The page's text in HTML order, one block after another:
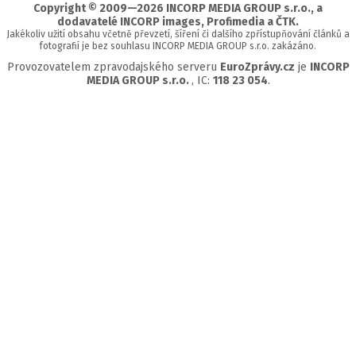
Copyright © 2009—2026 INCORP MEDIA GROUP s.r.o., a
dodavatelé INCORP images, Profimedia a ČTK.
Jakékoliv užití obsahu včetně převzetí, šíření či dalšího zpřístupňování článků a
fotografií je bez souhlasu INCORP MEDIA GROUP s.r.o. zakázáno.
Provozovatelem zpravodajského serveru EuroZprávy.cz je INCORP
MEDIA GROUP s.r.o. , IC: 118 23 054.